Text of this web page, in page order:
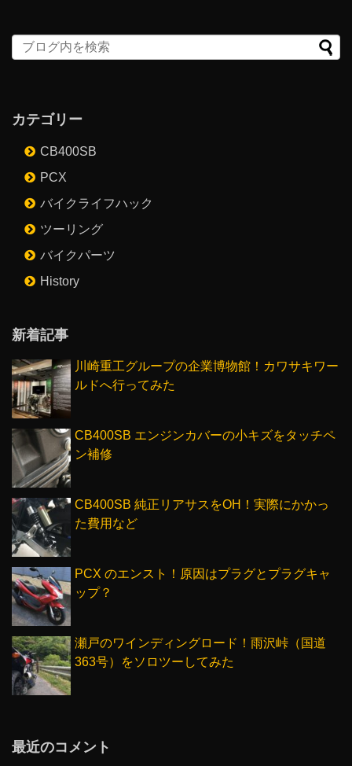
カテゴリー
CB400SB
PCX
バイクライフハック
ツーリング
バイクパーツ
History
新着記事
川崎重工グループの企業博物館！カワサキワー
ルドへ行ってみた
CB400SB エンジンカバーの小キズをタッチペ
ン補修
CB400SB 純正リアサスをOH！実際にかかっ
た費用など
PCX のエンスト！原因はプラグとプラグキャ
ップ？
瀬戸のワインディングロード！雨沢峠（国道
363号）をソロツーしてみた
最近のコメント